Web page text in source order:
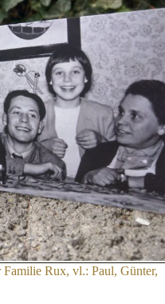
Familie Rux, vl.: Paul, Günter,